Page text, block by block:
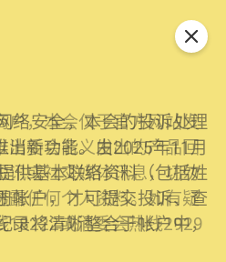
户，本会仅于官方网站发
消委会名义发出的产品回
讯或社交媒体讯息，切勿
露任何个人资料。如有疑
18222或消委会热线2929
络安全，本会的投诉处理
出新功能。由2025年11月
供基本联络资料（包括姓
帐户，才可提交投诉、查
录将清晰整合于帐户中，
关闭